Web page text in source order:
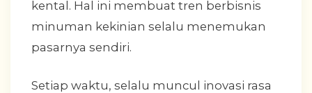
kental. Hal ini membuat tren berbisnis
minuman kekinian selalu menemukan
pasarnya sendiri.
Setiap waktu, selalu muncul inovasi rasa